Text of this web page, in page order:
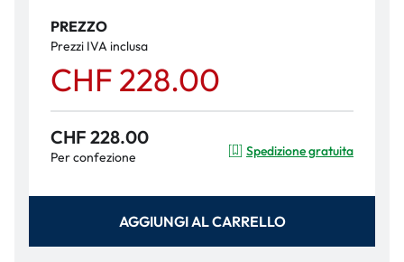
PREZZO
Prezzi IVA inclusa
CHF 228.00
CHF 228.00
Per confezione Spedizione gratuita
AGGIUNGI AL CARRELLO